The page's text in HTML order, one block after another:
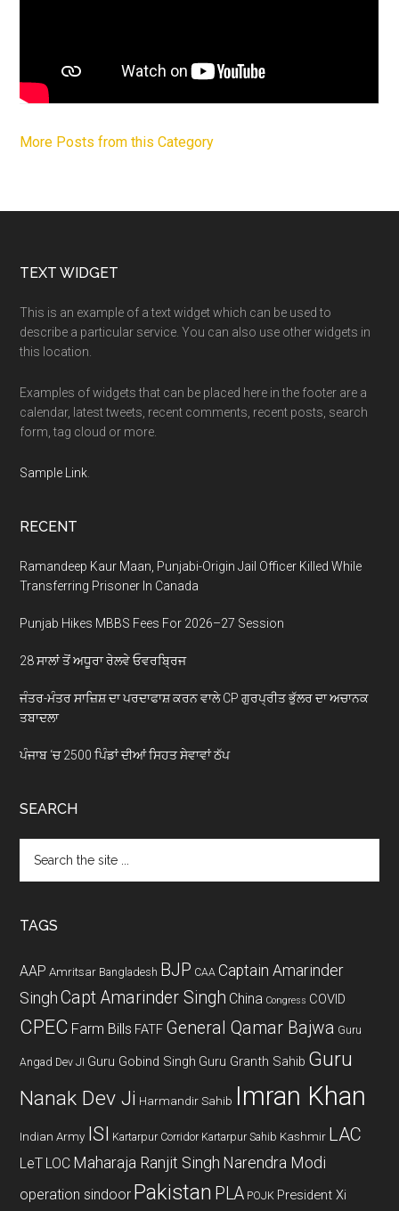
More Posts from this Category
Footer
TEXT WIDGET
This is an example of a text widget which can be used to
describe a particular service. You can also use other widgets in
this location.
Examples of widgets that can be placed here in the footer are a
calendar, latest tweets, recent comments, recent posts, search
form, tag cloud or more.
Sample Link.
RECENT
Ramandeep Kaur Maan, Punjabi-Origin Jail Officer Killed While
Transferring Prisoner In Canada
Punjab Hikes MBBS Fees For 2026–27 Session
28 ਸਾਲਾਂ ਤੋਂ ਅਧੂਰਾ ਰੇਲਵੇ ਓਵਰਬ੍ਰਿਜ
ਜੰਤਰ-ਮੰਤਰ ਸਾਜ਼ਿਸ਼ ਦਾ ਪਰਦਾਫਾਸ਼ ਕਰਨ ਵਾਲੇ CP ਗੁਰਪ੍ਰੀਤ ਭੁੱਲਰ ਦਾ ਅਚਾਨਕ
ਤਬਾਦਲਾ
ਪੰਜਾਬ ‘ਚ 2500 ਪਿੰਡਾਂ ਦੀਆਂ ਸਿਹਤ ਸੇਵਾਵਾਂ ਠੱਪ
SEARCH
the
TAGS
AAP Amritsar Bangladesh BJP CAA Captain Amarinder
Singh Capt Amarinder Singh China Congress COVID
CPEC Farm Bills FATF General Qamar Bajwa Guru
Angad Dev JI Guru Gobind Singh Guru Granth Sahib Guru
Nanak Dev Ji Harmandir Sahib Imran Khan
Indian Army ISI Kartarpur Corridor Kartarpur Sahib Kashmir LAC
LeT LOC Maharaja Ranjit Singh Narendra Modi
operation sindoor Pakistan PLA POJK President Xi